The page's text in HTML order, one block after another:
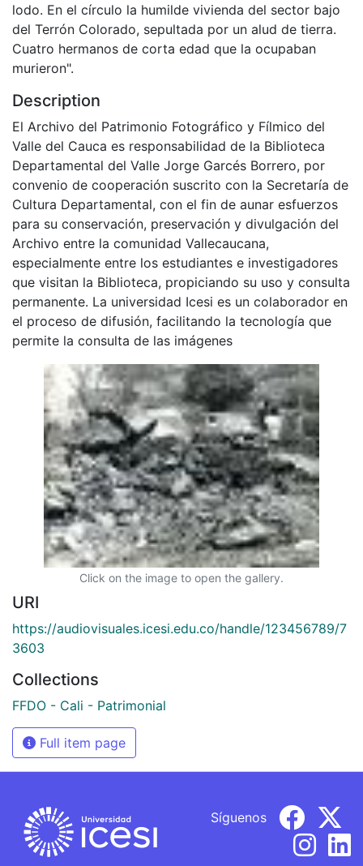
lodo. En el círculo la humilde vivienda del sector bajo
del Terrón Colorado, sepultada por un alud de tierra.
Cuatro hermanos de corta edad que la ocupaban
murieron".
Description
El Archivo del Patrimonio Fotográfico y Fílmico del
Valle del Cauca es responsabilidad de la Biblioteca
Departamental del Valle Jorge Garcés Borrero, por
convenio de cooperación suscrito con la Secretaría de
Cultura Departamental, con el fin de aunar esfuerzos
para su conservación, preservación y divulgación del
Archivo entre la comunidad Vallecaucana,
especialmente entre los estudiantes e investigadores
que visitan la Biblioteca, propiciando su uso y consulta
permanente. La universidad Icesi es un colaborador en
el proceso de difusión, facilitando la tecnología que
permite la consulta de las imágenes
Click on the image to open the gallery.
URI
https://audiovisuales.icesi.edu.co/handle/123456789/7
3603
Collections
FFDO - Cali - Patrimonial
Full item page
Síguenos